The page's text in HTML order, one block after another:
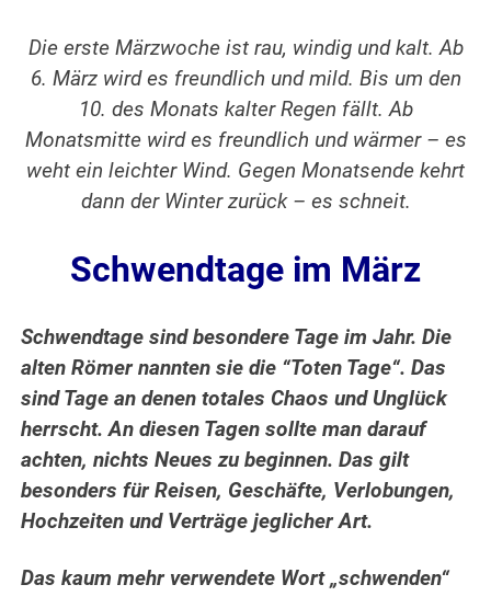
Die erste Märzwoche ist rau, windig und kalt. Ab
6. März wird es freundlich und mild. Bis um den
10. des Monats kalter Regen fällt. Ab
Monatsmitte wird es freundlich und wärmer – es
weht ein leichter Wind. Gegen Monatsende kehrt
dann der Winter zurück – es schneit.
Schwendtage im März
Schwendtage sind besondere Tage im Jahr. Die
alten Römer nannten sie die “Toten Tage“. Das
sind Tage an denen totales Chaos und Unglück
herrscht.An diesen Tagen sollte man darauf
achten, nichts Neues zu beginnen. Das gilt
besonders für Reisen, Geschäfte, Verlobungen,
Hochzeiten und Verträge jeglicher Art.
Das kaum mehr verwendete Wort „schwenden“